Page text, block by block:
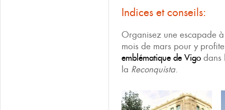
Indices et conseils:
Organisez une escapade
mois de mars pour y
emblématique de Vigo dans
la Reconquista.